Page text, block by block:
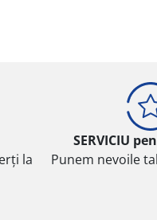
la
SERVICIU
Punem nevoile